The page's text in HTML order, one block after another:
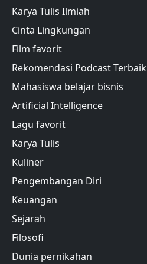
Karya Tulis Ilmiah
Cinta Lingkungan
Film favorit
Rekomendasi Podcast Terbaik
Mahasiswa belajar bisnis
Artificial Intelligence
Lagu favorit
Karya Tulis
Kuliner
Pengembangan Diri
Keuangan
Sejarah
Filosofi
Dunia pernikahan